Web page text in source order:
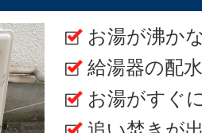
お湯が沸か
給湯器の配
お湯がすぐ